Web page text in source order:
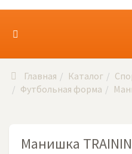
Главная Каталог
Футбольная форма
Манишка